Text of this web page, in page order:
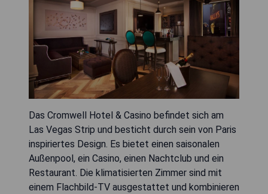
Das Cromwell Hotel & Casino befindet sich am
Las Vegas Strip und besticht durch sein von Paris
inspiriertes Design. Es bietet einen saisonalen
Außenpool, ein Casino, einen Nachtclub und ein
Restaurant. Die klimatisierten Zimmer sind mit
einem Flachbild-TV ausgestattet und kombinieren